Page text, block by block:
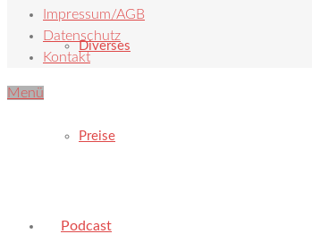
Diverses
Preise
Podcast
Impressum/AGB
Datenschutz
Kontakt
Menü